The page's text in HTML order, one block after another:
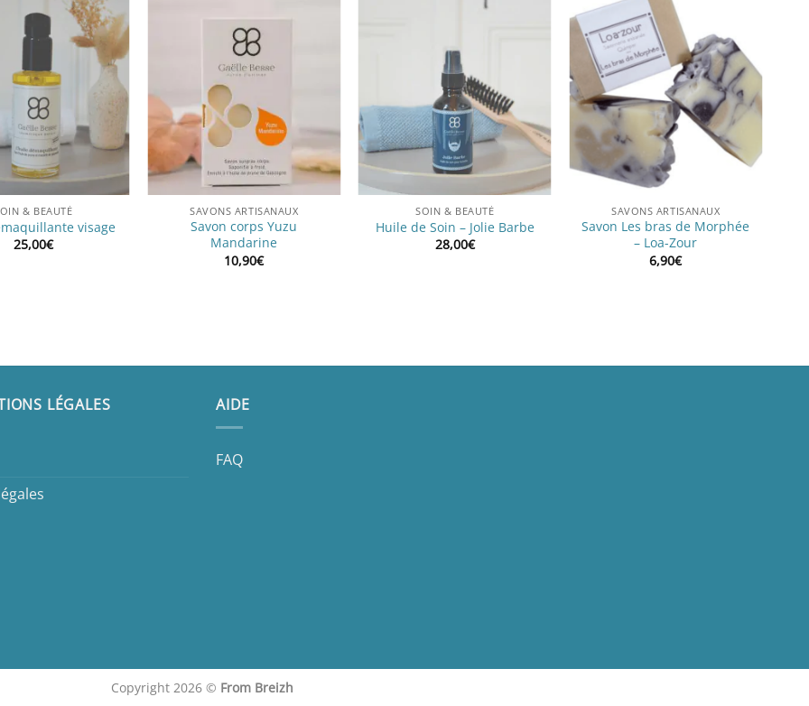
& BEAUTÉ
visage
25,00€
SAVONS ARTISANAUX
Savon corps Yuzu
Mandarine
10,90€
SOIN & BEAUTÉ
Huile de Soin – Jolie Barbe
28,00€
SAVONS ARTISANAUX
Savon Les bras de Morphée
– Loa-Zour
6,90€
LÉGALES AIDE
FAQ
Copyright 2026 © From Breizh